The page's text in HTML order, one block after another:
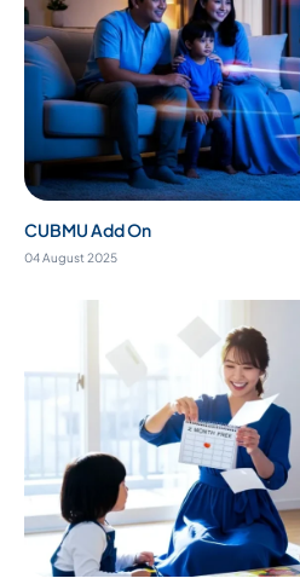
CUBMU Add On
04 August 2025